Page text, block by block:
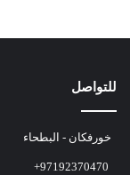
للتواصل
خورفكان - البطحاء
+97192370470